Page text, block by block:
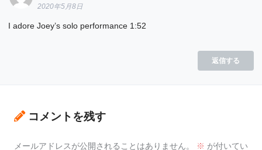
2020年5月8日
I adore Joey’s solo performance 1:52
返信する
コメントを残す
メールアドレスが公開されることはありません。 ※ が付いてい